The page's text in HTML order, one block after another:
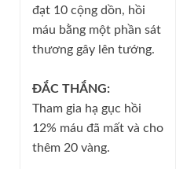
đạt 10 cộng dồn, hồi
máu bằng một phần sát
thương gây lên tướng.
ĐẮC THẮNG:
Tham gia hạ gục hồi
12% máu đã mất và cho
thêm 20 vàng.